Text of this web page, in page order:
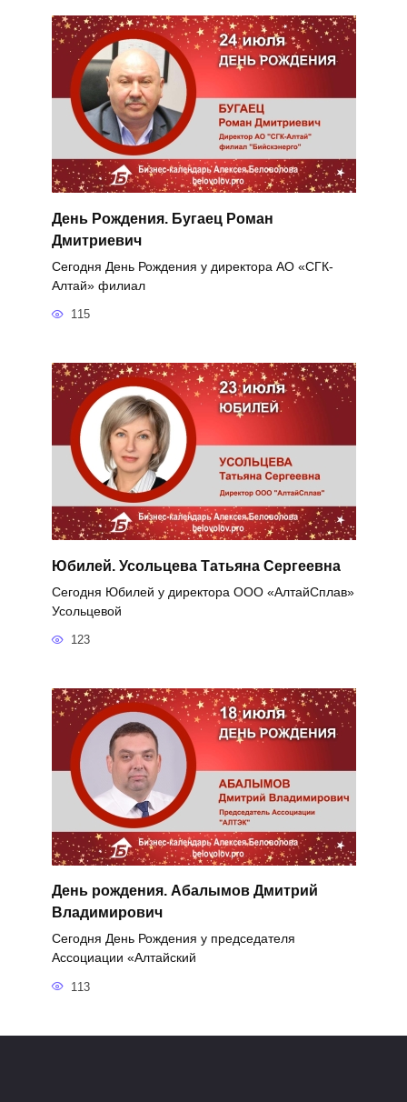
День Рождения. Бугаец Роман
Дмитриевич
Сегодня День Рождения у директора АО «СГК-
Алтай» филиал
115
Юбилей. Усольцева Татьяна Сергеевна
Сегодня Юбилей у директора ООО «АлтайСплав»
Усольцевой
123
День рождения. Абалымов Дмитрий
Владимирович
Сегодня День Рождения у председателя
Ассоциации «Алтайский
113